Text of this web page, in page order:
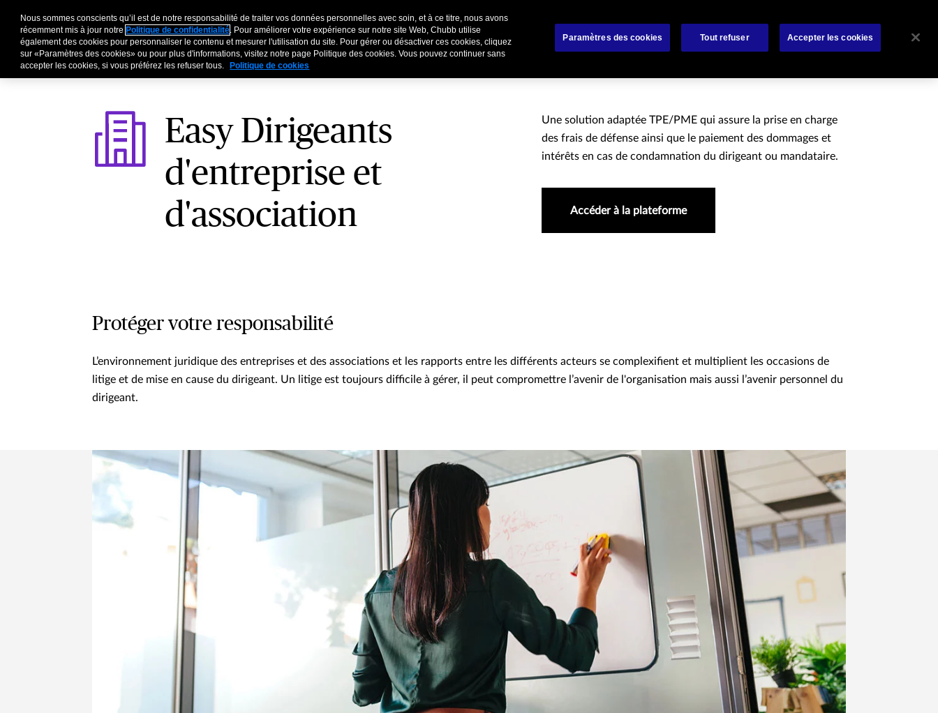
EntreprisesParticuliersAffinitaire Renoncer / Résilier votre contratBibliothèqueÀ propos de nousContactez-nous
Easy Dirigeants
d'entreprise et
d'association
Une solution adaptée TPE/PME qui assure la prise en charge
des frais de défense ainsi que le paiement des dommages et
intérêts en cas de condamnation du dirigeant ou mandataire.
Accéder à la plateforme
Protéger votre responsabilité
L’environnement juridique des entreprises et des associations et les rapports entre les différents acteurs se complexifient et multiplient les occasions de
litige et de mise en cause du dirigeant. Un litige est toujours difficile à gérer, il peut compromettre l’avenir de l'organisation mais aussi l’avenir personnel du
dirigeant.
Nous sommes conscients qu’il est de notre responsabilité de traiter vos données personnelles avec soin, et à ce titre, nous avons
récemment mis à jour notre Politique de confidentialité. Pour améliorer votre expérience sur notre site Web, Chubb utilise
également des cookies pour personnaliser le contenu et mesurer l'utilisation du site. Pour gérer ou désactiver ces cookies, cliquez
sur «Paramètres des cookies» ou pour plus d'informations, visitez notre page Politique des cookies. Vous pouvez continuer sans
accepter les cookies, si vous préférez les refuser tous.
Politique de cookies
Paramètres des cookies Tout refuser Accepter les cookies